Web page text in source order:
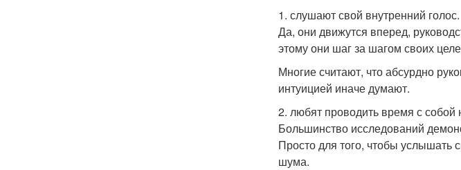
1. слушают свой внутренний голос.
Да, они движутся вперед,
этому они шаг за шагом своих
Многие считают, что абсурдно
интуицией иначе думают.
2. любят проводить время с собой
Большинство исследований
Просто для того, чтобы услышать
шума.